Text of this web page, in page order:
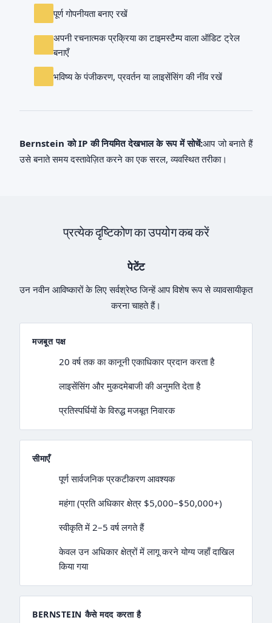
पूर्ण गोपनीयता बनाए रखें
अपनी रचनात्मक प्रक्रिया का टाइमस्टैम्प वाला ऑडिट ट्रेल
बनाएँ
भविष्य के पंजीकरण, प्रवर्तन या लाइसेंसिंग की नींव रखें
Bernstein को IP की नियमित देखभाल के रूप में सोचें:आप जो बनाते हैं
उसे बनाते समय दस्तावेज़ित करने का एक सरल, व्यवस्थित तरीका।
प्रत्येक दृष्टिकोण का उपयोग कब करें
पेटेंट
उन नवीन आविष्कारों के लिए सर्वश्रेष्ठ जिन्हें आप विशेष रूप से व्यावसायीकृत
करना चाहते हैं।
मजबूत पक्ष
20 वर्ष तक का कानूनी एकाधिकार प्रदान करता है
लाइसेंसिंग और मुकदमेबाजी की अनुमति देता है
प्रतिस्पर्धियों के विरुद्ध मजबूत निवारक
सीमाएँ
पूर्ण सार्वजनिक प्रकटीकरण आवश्यक
महंगा (प्रति अधिकार क्षेत्र $5,000–$50,000+)
स्वीकृति में 2–5 वर्ष लगते हैं
केवल उन अधिकार क्षेत्रों में लागू करने योग्य जहाँ दाखिल
किया गया
BERNSTEIN कैसे मदद करता है